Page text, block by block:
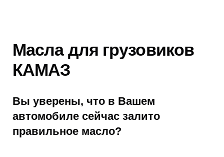
Масла для грузовиков
КАМАЗ
Вы уверены, что в Вашем
автомобиле сейчас залито
правильное масло?